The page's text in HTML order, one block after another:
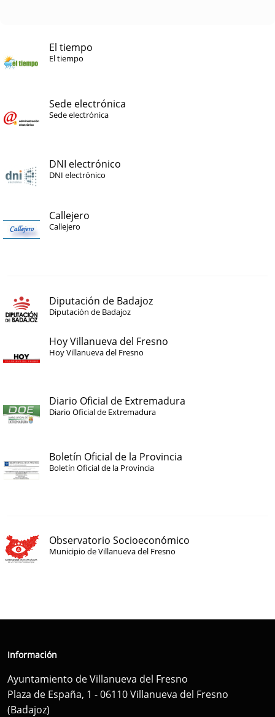
El tiempo
El tiempo
Sede electrónica
Sede electrónica
DNI electrónico
DNI electrónico
Callejero
Callejero
Diputación de Badajoz
Diputación de Badajoz
Hoy Villanueva del Fresno
Hoy Villanueva del Fresno
Diario Oficial de Extremadura
Diario Oficial de Extremadura
Boletín Oficial de la Provincia
Boletín Oficial de la Provincia
Observatorio Socioeconómico
Municipio de Villanueva del Fresno
Información
Ayuntamiento de Villanueva del Fresno
Plaza de España, 1 - 06110 Villanueva del Fresno
(Badajoz)